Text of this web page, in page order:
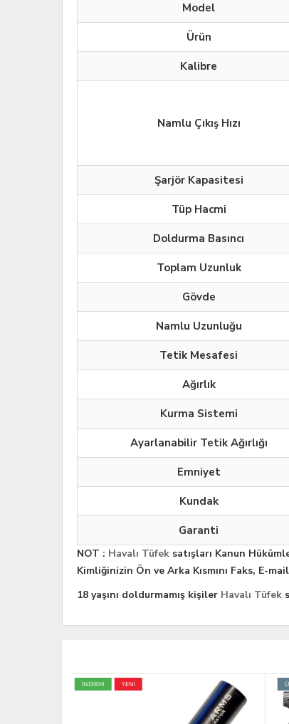
Model
Ürün
Kalibre
Namlu Çıkış Hızı
Şarjör Kapasitesi
Tüp Hacmi
Doldurma Basıncı
Toplam Uzunluk
Gövde
Namlu Uzunluğu
Tetik Mesafesi
Ağırlık
Kurma Sistemi
Ayarlanabilir Tetik Ağırlığı
Emniyet
Kundak
Garanti
NOT : Havalı Tüfek satışları Kanun
Kimliğinizin Ön ve Arka Kısmını Faks, E-
18 yaşını doldurmamış kişiler Havalı Tüfek
ÜCRETSİZ KARGO İNDİRİM